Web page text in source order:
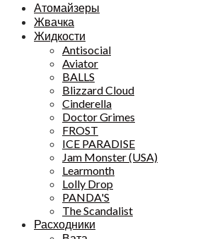
Атомайзеры
Жвачка
Жидкости
Antisocial
Aviator
BALLS
Blizzard Cloud
Cinderella
Doctor Grimes
FROST
ICE PARADISE
Jam Monster (USA)
Learmonth
Lolly Drop
PANDA'S
The Scandalist
Расходники